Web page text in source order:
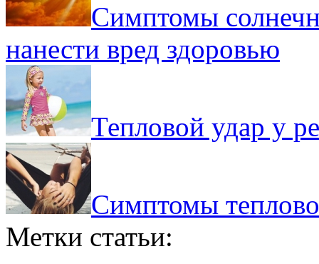
Симптомы
нанести вред здоровью
Тепловой удар у
Симптомы
Метки статьи: